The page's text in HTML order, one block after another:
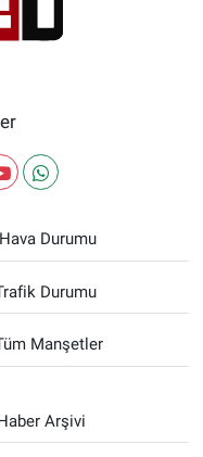
Hava Durumu
Durumu
Manşetler
Arşivi